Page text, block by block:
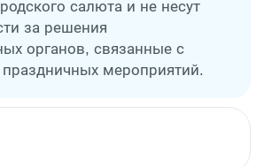
салюта и не несут
за решения
органов, связанные с
праздничных мероприятий.